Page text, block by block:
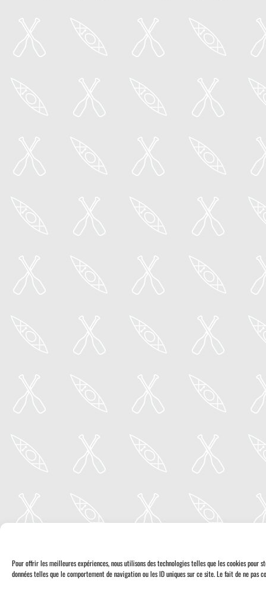
Pour offrir les meilleures expériences, nous utilisons des technologies telles que les cookies
données telles que le comportement de navigation ou les ID uniques sur ce site. Le fait de ne